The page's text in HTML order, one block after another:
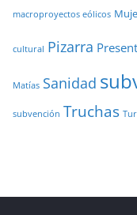
macroproyectos eólicos
cultural Pizarra
Matías Sanidad
subvención Truchas